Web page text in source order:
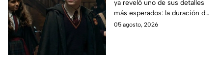
Potter y emocionará a
los fans de los libros
ya reveló uno de sus detalles
más esperados: la duración de
la primera temporada basada
05 agosto, 2026